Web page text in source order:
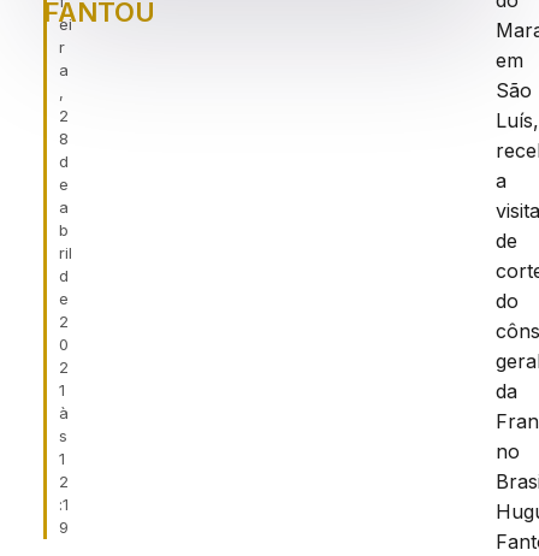
ei
r
a
,
2
8
d
e
a
b
ril
d
e
2
0
2
1
à
s
1
2
:1
9
FANTOU
em
São
Luís,
a
de
do
da
no